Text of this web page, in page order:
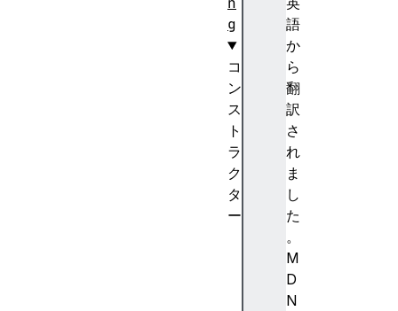
語
か
ら
翻
訳
さ
れ
ま
し
た
。
M
D
N
g
コ
ン
ス
ト
ラ
ク
タ
ー